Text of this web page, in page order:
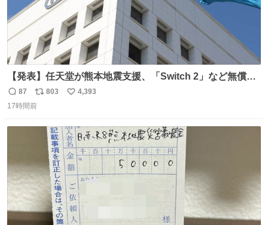
【発表】任天堂が熊本地震支援、「Switch 2」など無償修
理へ 保証切れでも対象 news.livedoor.com/article/detail…
任天堂が令和8年熊本地震の被災者支援として、災害救助
で無償で対応すると発表した。「Switch 2」や「Switch」
「Joy-Con」などが対象。
返
信
87
リ
ポ
803
い
数
4,393
17時間前